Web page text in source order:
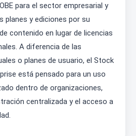
para el sector empresarial y
planes y ediciones por su
contenido en lugar de licencias
A diferencia de las
o planes de usuario, el Stock
está pensado para un uso
dentro de organizaciones,
centralizada y el acceso a